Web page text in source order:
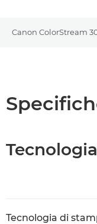
Canon ColorStream
Tecnologia
Tecnologia di